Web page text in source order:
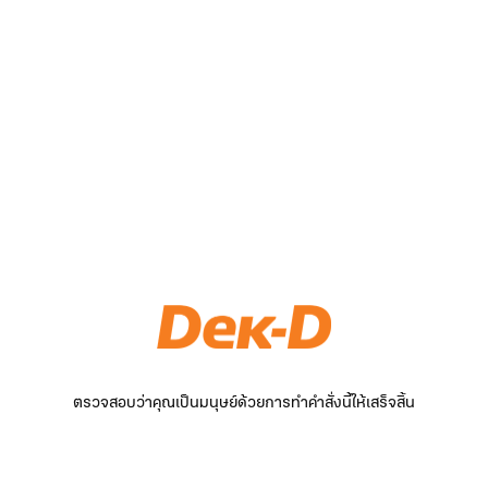
ตรวจสอบว่าคุณเป็นมนุษย์ด้วยการทำคำสั่งนี้ให้เสร็จสิ้น